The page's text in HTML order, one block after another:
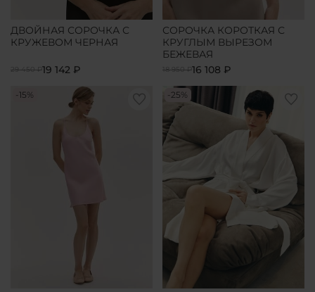
ДВОЙНАЯ СОРОЧКА С
КРУЖЕВОМ ЧЕРНАЯ
29 450 ₽19 142 ₽
СОРОЧКА КОРОТКАЯ С
КРУГЛЫМ ВЫРЕЗОМ
БЕЖЕВАЯ
18 950 ₽16 108 ₽
-15% -25%